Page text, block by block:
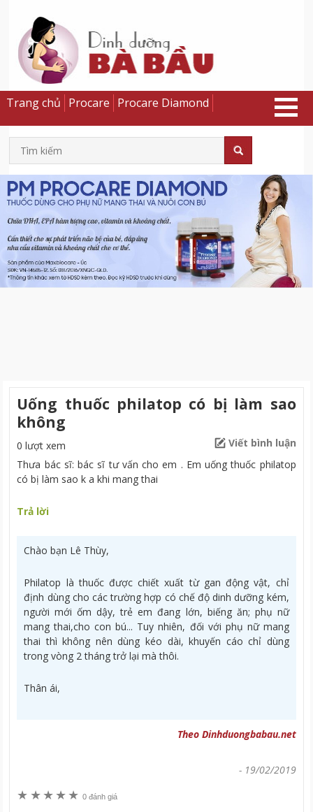
Uống thuốc philatop có bị làm sao
không
0 lượt xem
Viết bình luận
Thưa bác sĩ: bác sĩ tư vấn cho em . Em uống thuốc philatop
có bị làm sao k a khi mang thai
Trả lời
Chào bạn Lê Thùy,
Philatop là thuốc được chiết xuất từ gan động vật, chỉ
định dùng cho các trường hợp có chế độ dinh dưỡng kém,
người mới ốm dậy, trẻ em đang lớn, biếng ăn; phụ nữ
mang thai,cho con bú... Tuy nhiên, đối với phụ nữ mang
thai thì không nên dùng kéo dài, khuyến cáo chỉ dùng
trong vòng 2 tháng trở lại mà thôi.
Thân ái,
Theo Dinhduongbabau.net
- 19/02/2019
★ ★★★★ 0 đánh giá
Trang chủ Procare Procare Diamond